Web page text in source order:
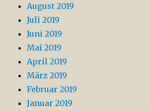
August 2019
Juli 2019
Juni 2019
Mai 2019
April 2019
März 2019
Februar 2019
Januar 2019